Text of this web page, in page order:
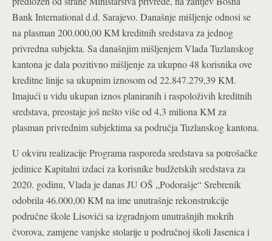
Bank International d.d. Sarajevo. Današnje mišljenje odnosi se
na plasman 200.000,00 KM kreditnih sredstava za jednog
privredna subjekta. Sa današnjim mišljenjem Vlada Tuzlanskog
kantona je dala pozitivno mišljenje za ukupno 48 korisnika ove
kreditne linije sa ukupnim iznosom od 22.847.279,39 KM.
Imajući u vidu ukupan iznos planiranih i raspoloživih kreditnih
sredstava, preostaje još nešto više od 4,3 miliona KM za
plasman privrednim subjektima sa područja Tuzlanskog kantona.
U okviru realizacije Programa rasporeda sredstava sa potrošačke
jedinice Kapitalni izdaci za korisnike budžetskih sredstava za
2020. godinu, Vlada je danas JU OŠ „Podorašje“ Srebrenik
odobrila 46.000,00 KM na ime unutrašnje rekonstrukcije
područne škole Lisovići sa izgradnjom unutrašnjih mokrih
čvorova, zamjene vanjske stolarije u područnoj školi Jasenica i